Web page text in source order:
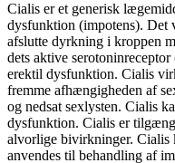
Cialis er et generisk
dysfunktion (impotens).
afslutte dyrkning i kroppen
dets aktive
erektil dysfunktion. Cialis
fremme afhængigheden af
og nedsat sexlysten. Cialis
dysfunktion. Cialis er
alvorlige bivirkninger. Cialis
anvendes til behandling af